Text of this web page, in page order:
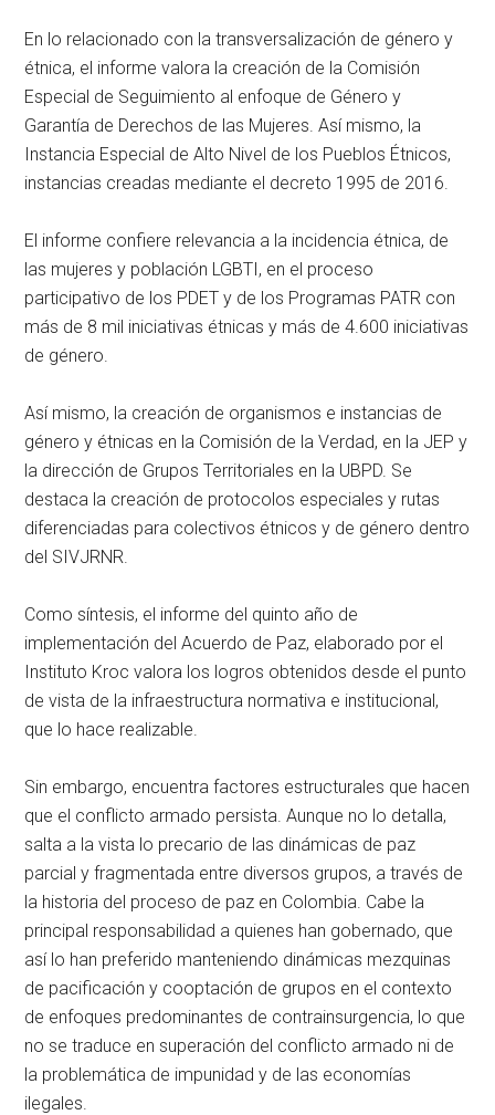
En lo relacionado con la transversalización de género y
étnica, el informe valora la creación de la Comisión
Especial de Seguimiento al enfoque de Género y
Garantía de Derechos de las Mujeres. Así mismo, la
Instancia Especial de Alto Nivel de los Pueblos Étnicos,
instancias creadas mediante el decreto 1995 de 2016.
El informe confiere relevancia a la incidencia étnica, de
las mujeres y población LGBTI, en el proceso
participativo de los PDET y de los Programas PATR con
más de 8 mil iniciativas étnicas y más de 4.600 iniciativas
de género.
Así mismo, la creación de organismos e instancias de
género y étnicas en la Comisión de la Verdad, en la JEP y
la dirección de Grupos Territoriales en la UBPD. Se
destaca la creación de protocolos especiales y rutas
diferenciadas para colectivos étnicos y de género dentro
del SIVJRNR.
Como síntesis, el informe del quinto año de
implementación del Acuerdo de Paz, elaborado por el
Instituto Kroc valora los logros obtenidos desde el punto
de vista de la infraestructura normativa e institucional,
que lo hace realizable.
Sin embargo, encuentra factores estructurales que hacen
que el conflicto armado persista. Aunque no lo detalla,
salta a la vista lo precario de las dinámicas de paz
parcial y fragmentada entre diversos grupos, a través de
la historia del proceso de paz en Colombia. Cabe la
principal responsabilidad a quienes han gobernado, que
así lo han preferido manteniendo dinámicas mezquinas
de pacificación y cooptación de grupos en el contexto
de enfoques predominantes de contrainsurgencia, lo que
no se traduce en superación del conflicto armado ni de
la problemática de impunidad y de las economías
ilegales.